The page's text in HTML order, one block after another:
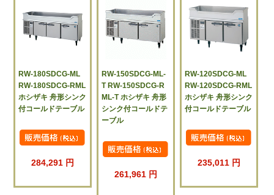
RW-180SDCG-ML
RW-180SDCG-RML
ホシザキ 舟形シンク
付コールドテーブル
284,291 円
RW-150SDCG-ML-
T RW-150SDCG-R
ML-T ホシザキ 舟形
シンク付コールドテ
ーブル
261,961 円
RW-120SDCG-ML
RW-120SDCG-RML
ホシザキ 舟形シンク
付コールドテーブル
235,011 円